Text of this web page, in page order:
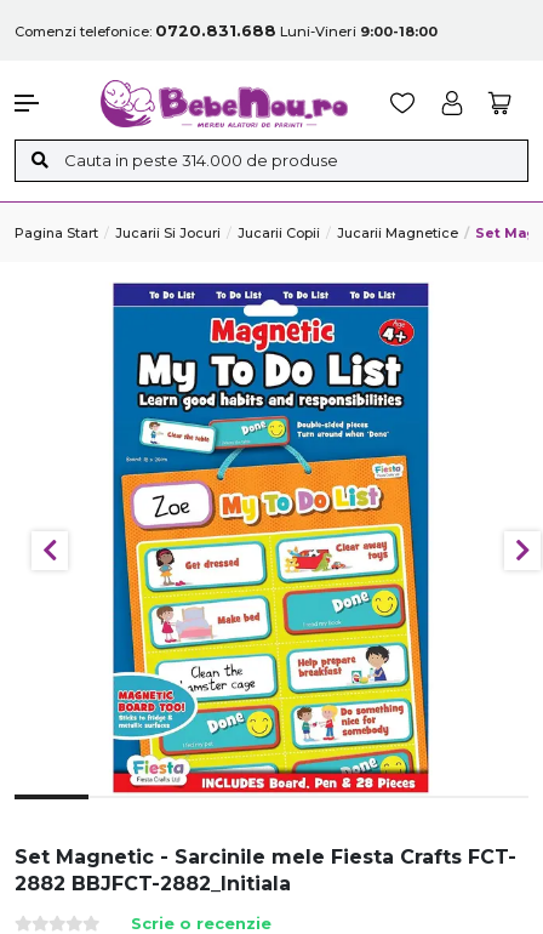
Comenzi telefonice: 0720.831.688 Luni-Vineri 9:00-18:00
Pagina Start Jucarii Si Jocuri Jucarii Copii Jucarii Magnetice Set
Set Magnetic - Sarcinile mele Fiesta Crafts FCT-
2882 BBJFCT-2882_Initiala
Scrie o recenzie